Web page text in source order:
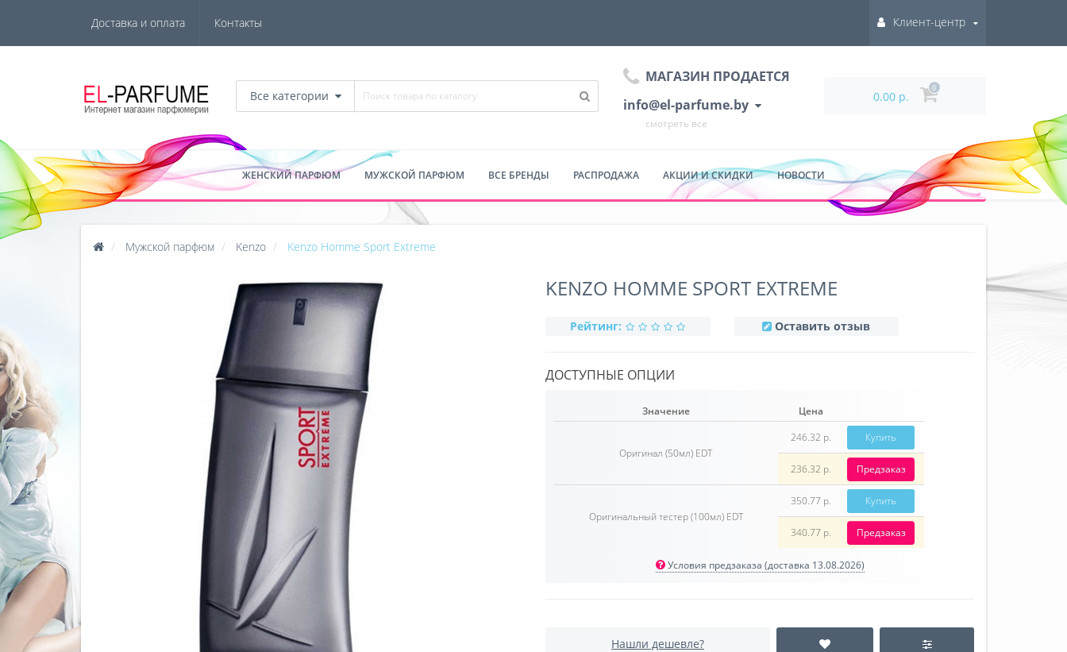
Доставка и оплата Контакты Клиент-центр
Все категории
МАГАЗИН ПРОДАЕТСЯ
info@el-parfume.by
смотреть все
0.00 р.
0
ЖЕНСКИЙ ПАРФЮМ МУЖСКОЙ ПАРФЮМ ВСЕ БРЕНДЫ РАСПРОДАЖА АКЦИИ И СКИДКИ НОВОСТИ
Мужской парфюм Kenzo Kenzo Homme Sport Extreme
KENZO HOMME SPORT EXTREME
Рейтинг: Оставить отзыв
ДОСТУПНЫЕ ОПЦИИ
Значение Цена
Оригинал (50мл) EDT
246.32 р. Купить
236.32 р. Предзаказ
Оригинальный тестер (100мл) EDT
350.77 р. Купить
340.77 р. Предзаказ
Условия предзаказа (доставка 13.08.2026)
Нашли дешевле?